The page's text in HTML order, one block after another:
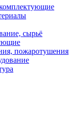
сырьё
пожаротушения